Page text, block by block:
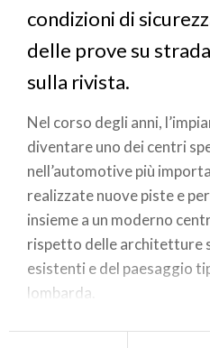
condizioni di
delle prove su
sulla rivista.
Nel corso degli anni,
diventare uno dei centri
nell’automotive più
realizzate nuove piste e
insieme a un moderno
rispetto delle architetture
esistenti e del paesaggio
lombarda.
Tra le attività svolte a